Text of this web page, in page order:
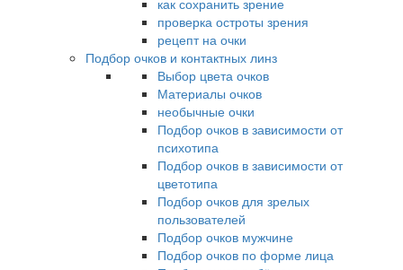
как сохранить зрение
проверка остроты зрения
рецепт на очки
Подбор очков и контактных линз
Выбор цвета очков
Материалы очков
необычные очки
Подбор очков в зависимости от
психотипа
Подбор очков в зависимости от
цветотипа
Подбор очков для зрелых
пользователей
Подбор очков мужчине
Подбор очков по форме лица